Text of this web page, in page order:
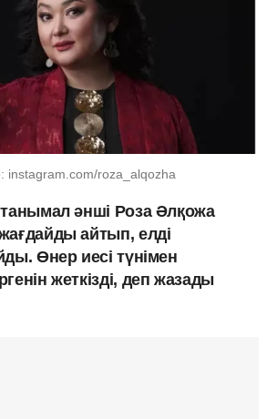
instagram.com/roza_alqozha
әнші Роза Әлқожа
айтып, елді
Өнер иесі түнімен
жеткізді, деп жазады